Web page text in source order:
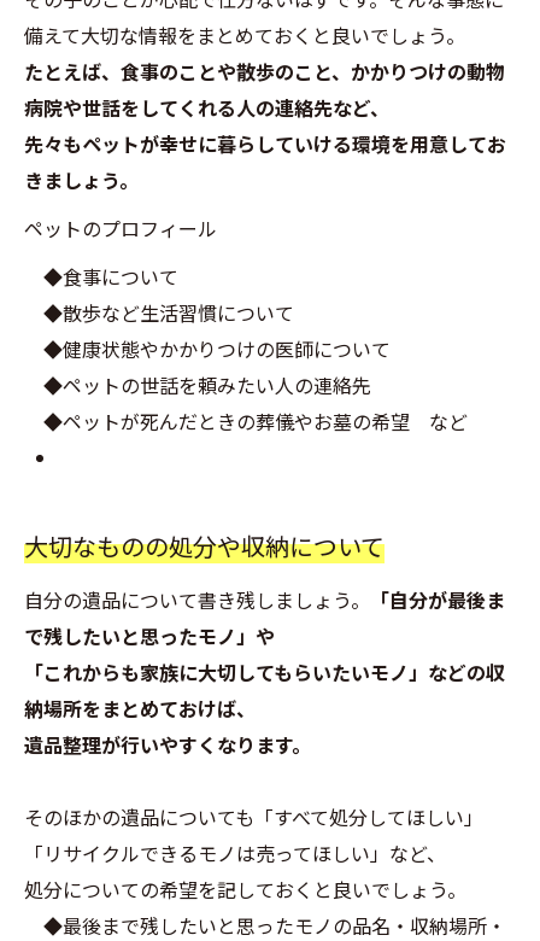
備えて大切な情報をまとめておくと良いでしょう。
たとえば、食事のことや散歩のこと、かかりつけの動物
病院や世話をしてくれる人の連絡先など、
先々もペットが幸せに暮らしていける環境を用意してお
きましょう。
ペットのプロフィール
◆食事について
◆散歩など生活習慣について
◆健康状態やかかりつけの医師について
◆ペットの世話を頼みたい人の連絡先
◆ペットが死んだときの葬儀やお墓の希望 など
大切なものの処分や収納について
自分の遺品について書き残しましょう。
「自分が最後ま
で残したいと思ったモノ」や
「これからも家族に大切してもらいたいモノ」などの収
納場所をまとめておけば、
遺品整理が行いやすくなります。
そのほかの遺品についても「すべて処分してほしい」
「リサイクルできるモノは売ってほしい」など、
処分についての希望を記しておくと良いでしょう。
◆最後まで残したいと思ったモノの品名・収納場所・